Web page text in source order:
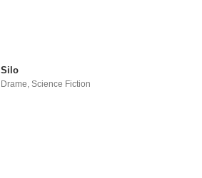
Silo
Drame ,Science Fiction